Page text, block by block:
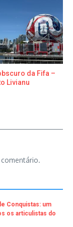
da Fifa –
Livianu
Conquistas: um
os articulistas do